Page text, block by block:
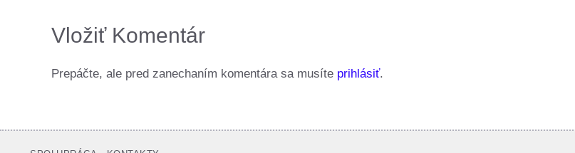
Vložiť Komentár
Prepáčte, ale pred zanechaním komentára sa musíte prihlásiť.